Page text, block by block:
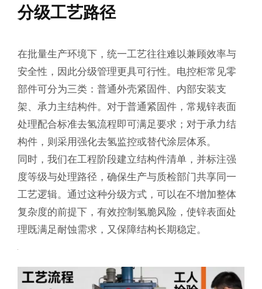
分级工艺路径
在批量生产环境下，统一工艺往往难以兼顾效率与
安全性，因此分级管理更具可行性。电控柜常见零
部件可分为三类：普通外壳紧固件、内部安装支
架、承力主结构件。对于普通紧固件，常规锌表面
处理配合标准去氢流程即可满足要求；对于承力结
构件，则采用强化去氢监控或替代涂层体系。
同时，我们在工程阶段建立结构件清单，并标注强
度等级与处理路径，确保生产与质检部门共享同一
工艺逻辑。通过这种分级方式，可以在不增加整体
复杂度的前提下，有效控制氢脆风险，使锌表面处
理既满足耐蚀需求，又保障结构长期稳定。